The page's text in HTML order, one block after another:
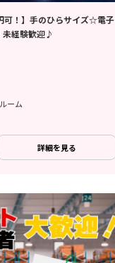
可！】手のひらサイズ☆電子
未経験歓迎♪
ーム
詳細を見る